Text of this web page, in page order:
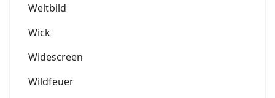
Weltbild
Wick
Widescreen
Wildfeuer